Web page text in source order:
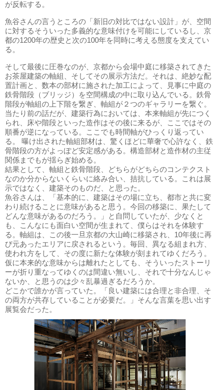
が反転する。
魚谷さんの言うところの「新旧の対比ではない設計」が、空間
に対するそういった多義的な意味付けを可能にしているし、京
都の1200年の歴史と次の100年を同時に考える態度を支えてい
る。
そして最後に圧巻なのが、京都から会場中庭に移築されてきた
お茶屋建築の軸組、そしてその展示方法だ。それは、絶妙な配
置計画と、数本の部材に施された加工によって、見事に中庭の
鉄骨階段（ブリッジ）を空間構成の中に取り込んでいる。鉄骨
階段が軸組の上下階を繋ぎ、軸組が２つのギャラリーを繋ぐ。
当たり前の話だが、建築行為においては、本来軸組が先につく
られ、床や階段といった造作はその後に来るが、ここではその
順番が逆になっている。ここでも時間軸がひっくり返ってい
る。 曝け出された軸組部材は、驚くほどに華奢で心許なく、鉄
骨階段の方がよっぽど安定感がある。構造部材と造作材の主従
関係までもが揺らぎ始める。
結果として、軸組と鉄骨階段、どちらがどちらのコンテクスト
なのか分からないくらいに絡み合い、拮抗している。これは展
示ではなく、建築そのものだ、と思った。
魚谷さんは、「基本的に、建築はその場に立ち、都市と共に変
わり続けることに意味があると思う。今回の移築に、果たして
どんな意味があるのだろう。」と自問していたが、少なくと
も、こんなにも面白い空間が生まれて、僕らはそれを体験す
る。軸組は、この後一旦京都の大山崎に移築され、10年後に再
び元あったエリアに戻されるという。毎回、異なる組まれ方、
使われ方をして、その度に新たな体験が刻まれてゆくだろう。
仮に本来的な意味からは離れたとしても、そういったストーリ
ーが折り重なってゆくのは間違い無いし、それで十分なんじゃ
ないか、と思うのは少々乱暴過ぎるだろうか。
どこかで誰かが言っていた。「良い建築には合理と非合理、そ
の両方が共存していることが必要だ。」そんな言葉を思い出す
展覧会だった。